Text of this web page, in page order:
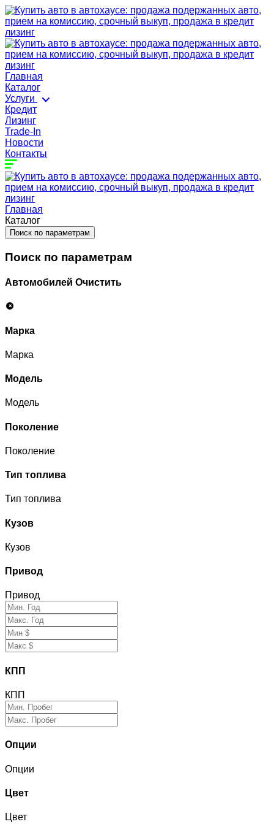
Главная
Каталог
Услуги
Кредит
Лизинг
Trade-In
Новости
Контакты
Главная
Каталог
Поиск по параметрам
Поиск по параметрам
Автомобилей Очистить
Марка
Марка
Модель
Модель
Поколение
Поколение
Тип топлива
Тип топлива
Кузов
Кузов
Привод
Привод
КПП
КПП
Опции
Опции
Цвет
Цвет